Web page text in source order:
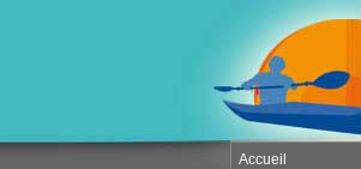
Accueil